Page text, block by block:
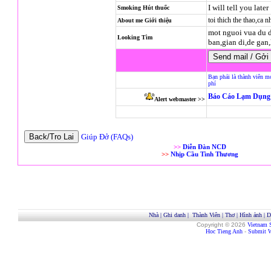
Smoking Hút thuốc I will tell you later
About me Giới thiệu toi thich the thao,ca
Looking Tìm
mot nguoi vua du
ban,gian di,de
Bạn phải là thành viên
phí
Alert webmaster >> Báo Cáo Lạm
Giúp Đở (FAQs)
>> Diễn Đàn NCD
>> Nhịp Cầu Tình Thương
Nhà| Ghi danh| Thành Viên| Thơ| Hình ảnh|
Copyright © 2026 Vietnam
Hoc Tieng Anh - Submit